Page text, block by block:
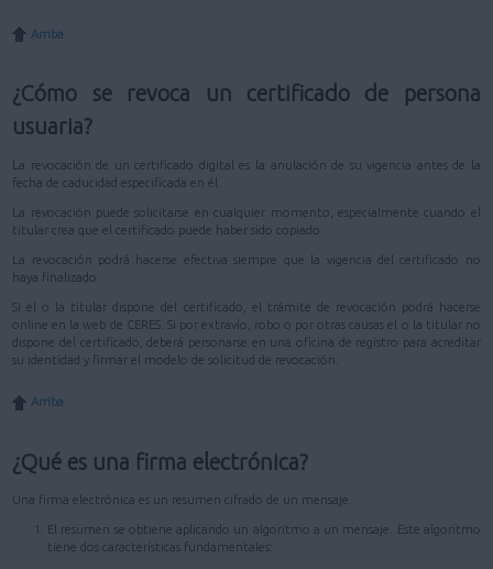
Arriba
¿Cómo se revoca un certificado de persona
usuaria?
La revocación de un certificado digital es la anulación de su vigencia antes de la
fecha de caducidad especificada en él.
La revocación puede solicitarse en cualquier momento, especialmente cuando el
titular crea que el certificado puede haber sido copiado.
La revocación podrá hacerse efectiva siempre que la vigencia del certificado no
haya finalizado.
Si el o la titular dispone del certificado, el trámite de revocación podrá hacerse
online en la web de CERES. Si por extravío, robo o por otras causas el o la titular no
dispone del certificado, deberá personarse en una oficina de registro para acreditar
su identidad y firmar el modelo de solicitud de revocación.
Arriba
¿Qué es una firma electrónica?
Una firma electrónica es un resumen cifrado de un mensaje.
El resumen se obtiene aplicando un algoritmo a un mensaje. Este algoritmo
tiene dos características fundamentales: